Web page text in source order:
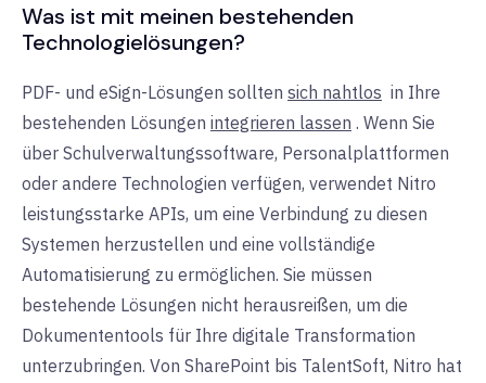
Was ist mit meinen bestehenden
Technologielösungen?
PDF- und eSign-Lösungen sollten sich nahtlos in Ihre
bestehenden Lösungen integrieren lassen . Wenn Sie
über Schulverwaltungssoftware, Personalplattformen
oder andere Technologien verfügen, verwendet Nitro
leistungsstarke APIs, um eine Verbindung zu diesen
Systemen herzustellen und eine vollständige
Automatisierung zu ermöglichen. Sie müssen
bestehende Lösungen nicht herausreißen, um die
Dokumententools für Ihre digitale Transformation
unterzubringen. Von SharePoint bis TalentSoft, Nitro hat